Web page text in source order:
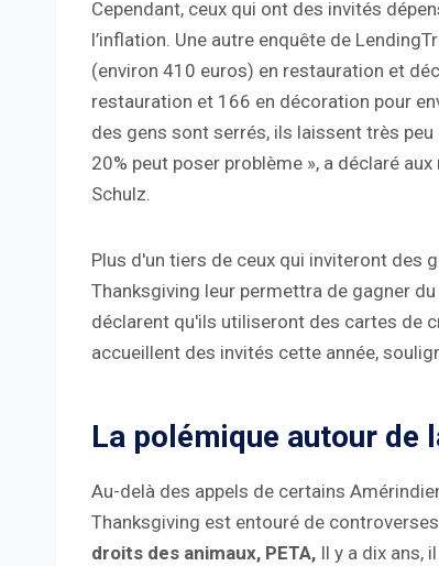
Cependant, ceux qui ont des invités
l’inflation. Une autre enquête de
(environ 410 euros) en restauration et
restauration et 166 en décoration pour
des gens sont serrés, ils laissent très
20% peut poser problème », a déclaré
Schulz.
Plus d'un tiers de ceux qui inviteront des
Thanksgiving leur permettra de gagner
déclarent qu'ils utiliseront des cartes de
accueillent des invités cette année,
La polémique autour de
Au-delà des appels de certains
Thanksgiving est entouré de
droits des animaux, PETA, Il y a dix ans,